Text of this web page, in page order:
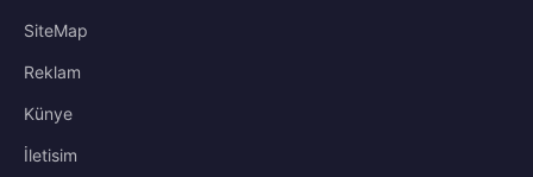
SiteMap
Reklam
Künye
İletisim